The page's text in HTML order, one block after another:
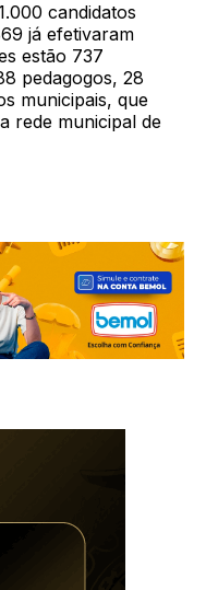
candidatos
já efetivaram
estão 737
pedagogos, 28
municipais, que
rede municipal de